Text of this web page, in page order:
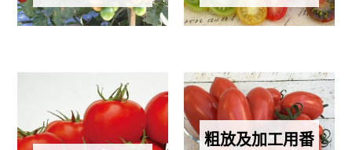
粗放及加工用番